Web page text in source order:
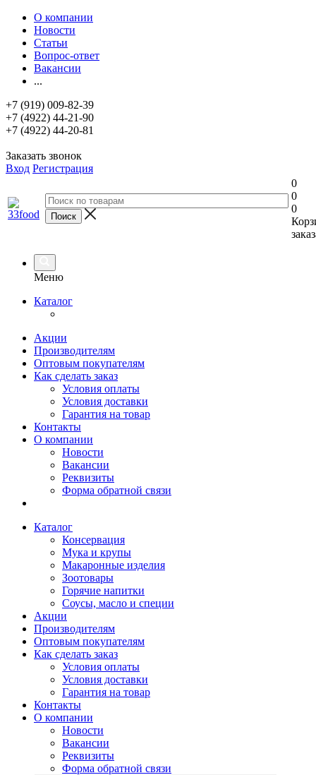
О компании
Новости
Статьи
Вопрос-ответ
Вакансии
...
+7 (919) 009-82-39
+7 (4922) 44-21-90
+7 (4922) 44-20-81
Заказать звонок
Вход Регистрация
0
0
0
Меню
Каталог
Акции
Производителям
Оптовым покупателям
Как сделать заказ
Условия оплаты
Условия доставки
Гарантия на товар
Контакты
О компании
Новости
Вакансии
Реквизиты
Форма обратной связи
Каталог
Консервация
Мука и крупы
Макаронные изделия
Зоотовары
Горячие напитки
Соусы, масло и специи
Акции
Производителям
Оптовым покупателям
Как сделать заказ
Условия оплаты
Условия доставки
Гарантия на товар
Контакты
О компании
Новости
Вакансии
Реквизиты
Форма обратной связи